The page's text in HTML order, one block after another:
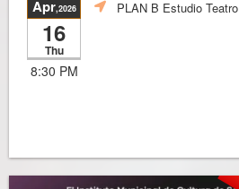
Apr,2026
16
Thu
8:30 PM
PLAN B Estudio Teatro